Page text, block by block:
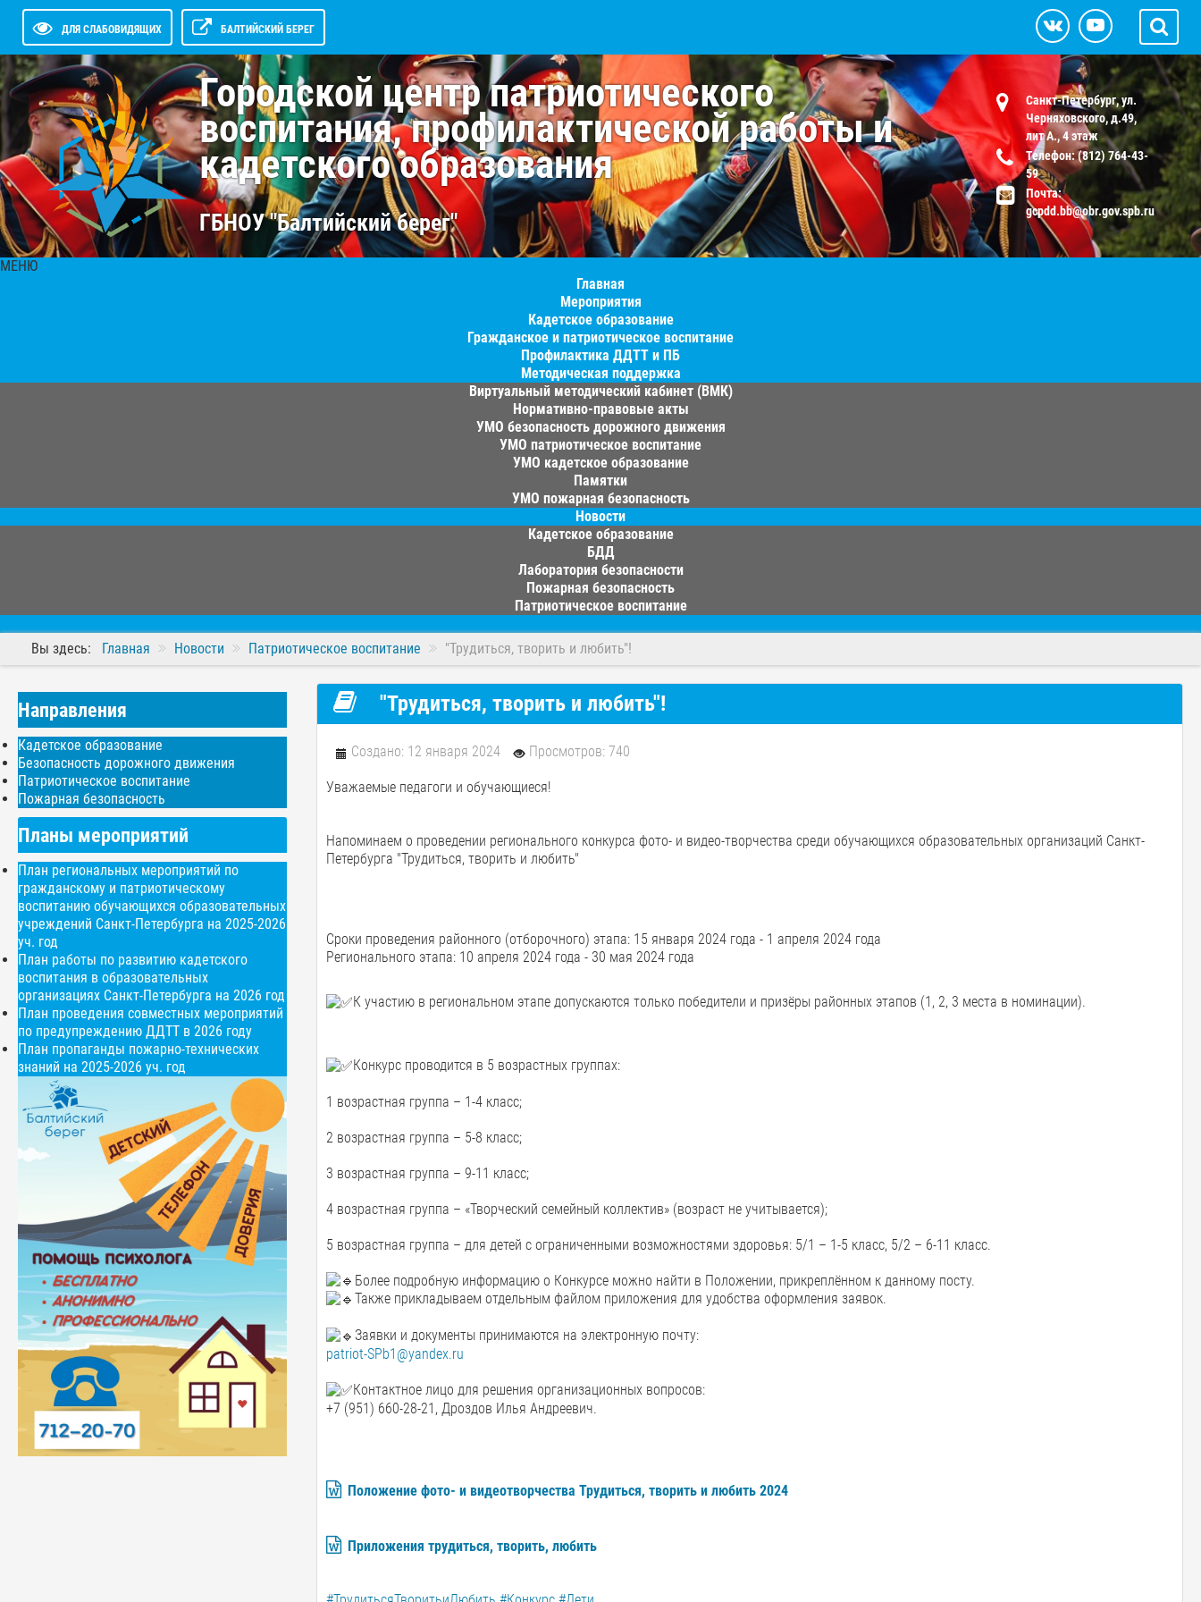
ДЛЯ СЛАБОВИДЯЩИХ БАЛТИЙСКИЙ БЕРЕГ
Городской центр патриотического
воспитания, профилактической работы и
кадетского образования
ГБНОУ "Балтийский берег"
Санкт-Петербург, ул.
Черняховского, д.49,
лит А., 4 этаж
Телефон: (812) 764-43-
59
Почта:
gcpdd.bb@obr.gov.spb.ru
МЕНЮ
Главная
Мероприятия
Кадетское образование
Гражданское и патриотическое воспитание
Профилактика ДДТТ и ПБ
Методическая поддержка
Виртуальный методический кабинет (ВМК)
Нормативно-правовые акты
УМО безопасность дорожного движения
УМО патриотическое воспитание
УМО кадетское образование
Памятки
УМО пожарная безопасность
Новости
Кадетское образование
БДД
Лаборатория безопасности
Пожарная безопасность
Патриотическое воспитание
Вы здесь: Главная Новости Патриотическое воспитание "Трудиться, творить и любить"!
Направления
Кадетское образование
Безопасность дорожного движения
Патриотическое воспитание
Пожарная безопасность
Планы мероприятий
План региональных мероприятий по
гражданскому и патриотическому
воспитанию обучающихся образовательных
учреждений Санкт-Петербурга на 2025-2026
уч. год
План работы по развитию кадетского
воспитания в образовательных
организациях Санкт-Петербурга на 2026 год
План проведения совместных мероприятий
по предупреждению ДДТТ в 2026 году
План пропаганды пожарно-технических
знаний на 2025-2026 уч. год
"Трудиться, творить и любить"!
Создано: 12 января 2024 Просмотров: 740
Уважаемые педагоги и обучающиеся!
Напоминаем о проведении регионального конкурса фото- и видео-творчества среди обучающихся образовательных организаций Санкт-
Петербурга "Трудиться, творить и любить"
Сроки проведения районного (отборочного) этапа: 15 января 2024 года - 1 апреля 2024 года
Регионального этапа: 10 апреля 2024 года - 30 мая 2024 года
К участию в региональном этапе допускаются только победители и призёры районных этапов (1, 2, 3 места в номинации).
Конкурс проводится в 5 возрастных группах:
1 возрастная группа – 1-4 класс;
2 возрастная группа – 5-8 класс;
3 возрастная группа – 9-11 класс;
4 возрастная группа – «Творческий семейный коллектив» (возраст не учитывается);
5 возрастная группа – для детей с ограниченными возможностями здоровья: 5/1 – 1-5 класс, 5/2 – 6-11 класс.
Более подробную информацию о Конкурсе можно найти в Положении, прикреплённом к данному посту.
Также прикладываем отдельным файлом приложения для удобства оформления заявок.
Заявки и документы принимаются на электронную почту:
patriot-SPb1@yandex.ru
Контактное лицо для решения организационных вопросов:
+7 (951) 660-28-21, Дроздов Илья Андреевич.
Положение фото- и видеотворчества Трудиться, творить и любить 2024
Приложения трудиться, творить, любить